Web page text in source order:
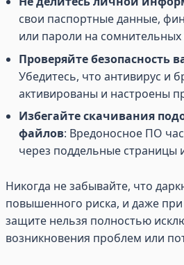
свои паспортные данные,
или пароли на сомнительных
Проверяйте безопасность
Убедитесь, что антивирус и
активированы и настроены
Избегайте скачивания
файлов: Вредоносное ПО
через поддельные страницы
Никогда не забывайте, что
повышенного риска, и даже
защите нельзя полностью
возникновения проблем или